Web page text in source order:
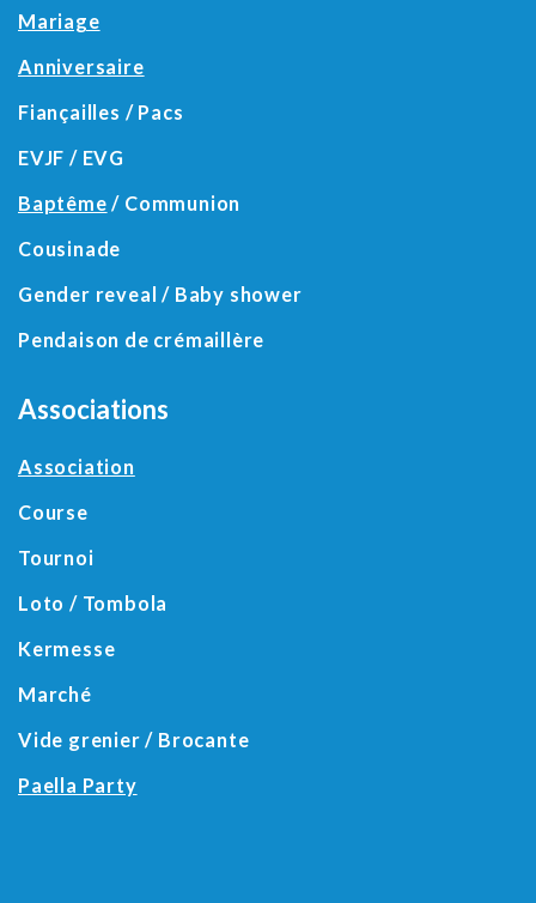
Mariage
Anniversaire
Fiançailles / Pacs
EVJF / EVG
Baptême / Communion
Cousinade
Gender reveal / Baby shower
Pendaison de crémaillère
Associations
Association
Course
Tournoi
Loto / Tombola
Kermesse
Marché
Vide grenier / Brocante
Paella Party